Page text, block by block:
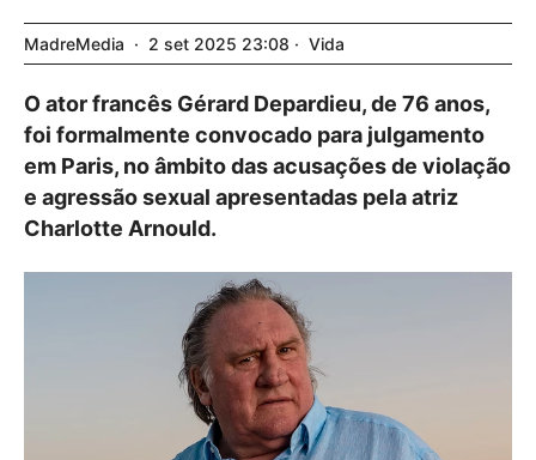
MadreMedia 2 set 2025 23:08 Vida
O ator francês Gérard Depardieu, de 76 anos,
foi formalmente convocado para julgamento
em Paris, no âmbito das acusações de violação
e agressão sexual apresentadas pela atriz
Charlotte Arnould.